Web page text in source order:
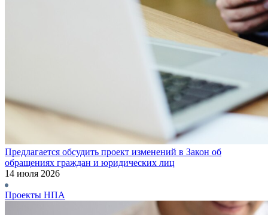
Предлагается обсудить проект изменений в Закон об
обращениях граждан и юридических лиц
14 июля 2026
Проекты НПА